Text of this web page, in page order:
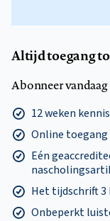
Altijd toegang
Abonneer vandaag
12 weken
Online
Eén
Het tijdschrift 3
Onbeperkt